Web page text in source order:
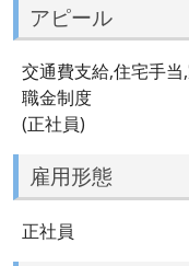
アピール
交通費支給,住宅手
職金制度
(正社員)
雇用形態
正社員